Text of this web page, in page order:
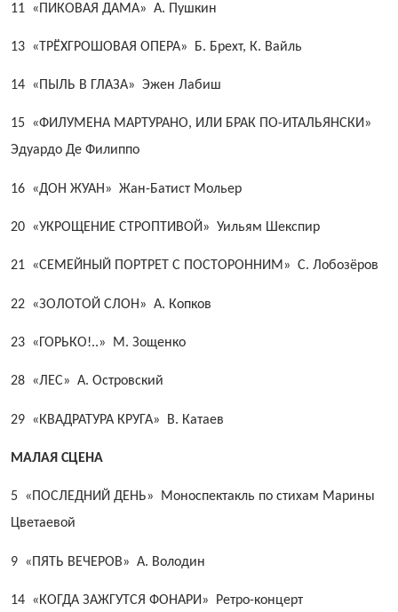
11 «ПИКОВАЯ ДАМА» А. Пушкин
13 «ТРЁХГРОШОВАЯ ОПЕРА» Б. Брехт, К. Вайль
14 «ПЫЛЬ В ГЛАЗА» Эжен Лабиш
15 «ФИЛУМЕНА МАРТУРАНО, ИЛИ БРАК ПО-ИТАЛЬЯНСКИ»
Эдуардо Де Филиппо
16 «ДОН ЖУАН» Жан-Батист Мольер
20 «УКРОЩЕНИЕ СТРОПТИВОЙ» Уильям Шекспир
21 «СЕМЕЙНЫЙ ПОРТРЕТ С ПОСТОРОННИМ» С. Лобозёров
22 «ЗОЛОТОЙ СЛОН» А. Копков
23 «ГОРЬКО!..» М. Зощенко
28 «ЛЕС» А. Островский
29 «КВАДРАТУРА КРУГА» В. Катаев
МАЛАЯ СЦЕНА
5 «ПОСЛЕДНИЙ ДЕНЬ» Моноспектакль по стихам Марины
Цветаевой
9 «ПЯТЬ ВЕЧЕРОВ» А. Володин
14 «КОГДА ЗАЖГУТСЯ ФОНАРИ» Ретро-концерт